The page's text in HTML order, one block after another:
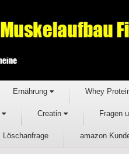
Ernährung Whey
Creatin Fragen
Löschanfrage amazon